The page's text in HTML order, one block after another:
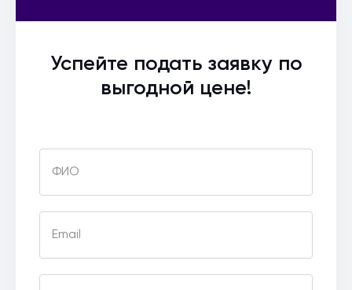
Успейте подать заявку по
выгодной цене!
ФИО
Email